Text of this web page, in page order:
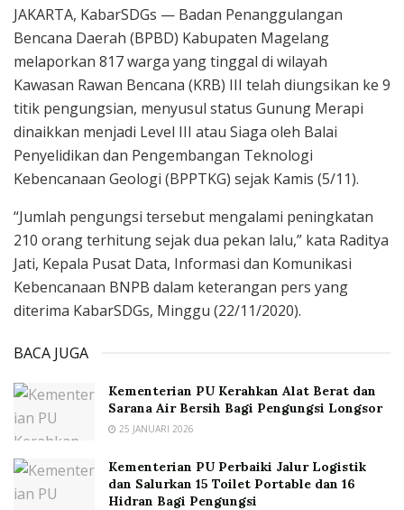
JAKARTA, KabarSDGs — Badan Penanggulangan
Bencana Daerah (BPBD) Kabupaten Magelang
melaporkan 817 warga yang tinggal di wilayah
Kawasan Rawan Bencana (KRB) III telah diungsikan ke 9
titik pengungsian, menyusul status Gunung Merapi
dinaikkan menjadi Level III atau Siaga oleh Balai
Penyelidikan dan Pengembangan Teknologi
Kebencanaan Geologi (BPPTKG) sejak Kamis (5/11).
“Jumlah pengungsi tersebut mengalami peningkatan
210 orang terhitung sejak dua pekan lalu,” kata Raditya
Jati, Kepala Pusat Data, Informasi dan Komunikasi
Kebencanaan BNPB dalam keterangan pers yang
diterima KabarSDGs, Minggu (22/11/2020).
BACA JUGA
Kementerian PU Kerahkan Alat Berat dan
Sarana Air Bersih Bagi Pengungsi Longsor
25 JANUARI 2026
Kementerian PU Perbaiki Jalur Logistik
dan Salurkan 15 Toilet Portable dan 16
Hidran Bagi Pengungsi